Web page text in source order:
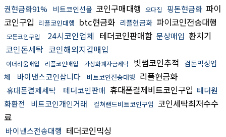
권현금화91%
비트코인선물 코인구매대행 오다집 핑돈현금화 파이
코인구입 리플코인대행 btc현금화 리플현금화 파이코인전송대행
모든코인구입 24시코인업체 테더코인판매함 문상매입 환치기
코인돈세탁 코인해외지갑매입
이더리움매입 리플코인매입 가상화폐자금세탁 빗썸코인추적 검돈믹싱업
체
바이낸스코인삽니다 비트코인전송대행 리플현금화
휴대폰결제세탁 테더코인판매 휴대폰결제비트코인구입 태더원
화환전
비트코인개인거래 컬쳐랜드비트코인구입 코인세탁최저수수
료
바이낸스전송대행 테더코인믹싱